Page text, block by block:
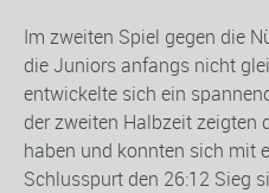
Im zweiten Spiel gegen die
die Juniors anfangs nicht
entwickelte sich ein
der zweiten Halbzeit zeigten
haben und konnten sich mit
Schlusspurt den 26:12 Sieg